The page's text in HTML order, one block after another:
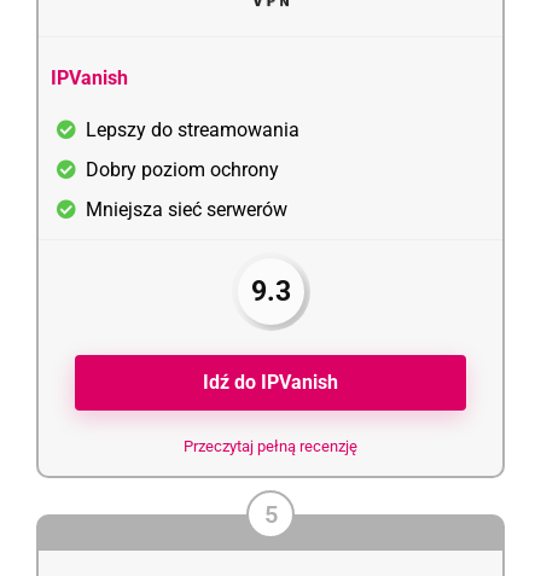
IPVanish
Lepszy do streamowania
Dobry poziom ochrony
Mniejsza sieć serwerów
9.3
Idź do IPVanish
Przeczytaj pełną recenzję
5